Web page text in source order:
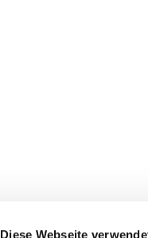
Diese Webseite